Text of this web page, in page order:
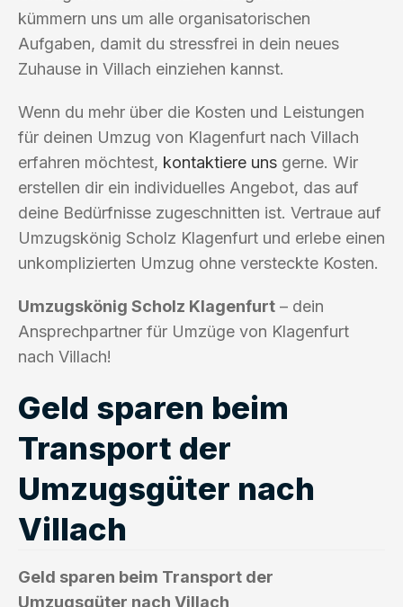
kümmern uns um alle organisatorischen
Aufgaben, damit du stressfrei in dein neues
Zuhause in Villach einziehen kannst.
Wenn du mehr über die Kosten und Leistungen
für deinen Umzug von Klagenfurt nach Villach
erfahren möchtest, kontaktiere uns gerne. Wir
erstellen dir ein individuelles Angebot, das auf
deine Bedürfnisse zugeschnitten ist. Vertraue auf
Umzugskönig Scholz Klagenfurt und erlebe einen
unkomplizierten Umzug ohne versteckte Kosten.
Umzugskönig Scholz Klagenfurt – dein
Ansprechpartner für Umzüge von Klagenfurt
nach Villach!
Geld sparen beim
Transport der
Umzugsgüter nach
Villach
Geld sparen beim Transport der
Umzugsgüter nach Villach